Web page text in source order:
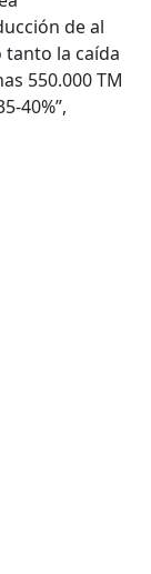
de al
tanto la caída
550.000 TM
40%”,